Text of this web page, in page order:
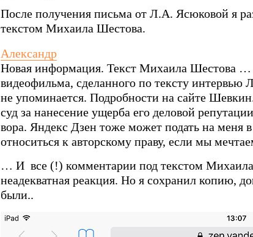
После получения письма от Л.А. Ясюковой я
текстом Михаила Шестова.
Александр
Новая информация. Текст Михаила Шестова …
видеофильма, сделанного по тексту интервью
не упоминается. Подробности на сайте
суд за нанесение ущерба его деловой
вора. Яндекс Дзен тоже может подать на меня
относиться к авторскому праву, если мы
… И все (!) комментарии под текстом
неадекватная реакция. Но я сохранил копию,
были..